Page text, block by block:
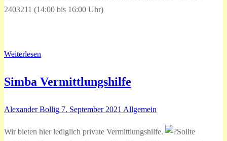
2403211 (14:00 bis 16:00 Uhr)
Weiterlesen
Simba Vermittlungshilfe
Alexander Bollig 7. September 2021 Allgemein
Wir bieten hier lediglich private Vermittlungshilfe.
Sollte